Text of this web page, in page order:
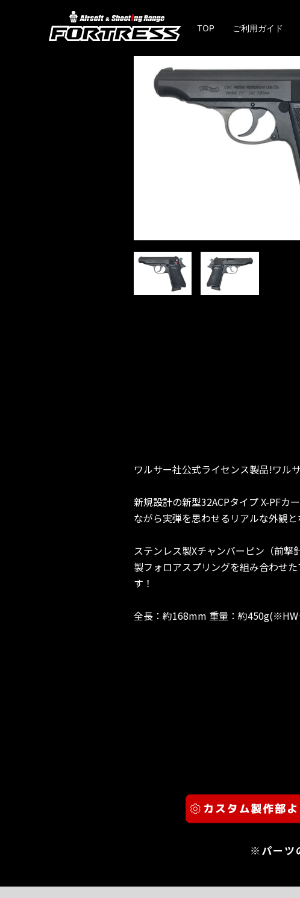
TOP ご利用ガイド
ワルサー社公式ライセンス製品!ワル
新規設計の新型32ACPタイプ X-PFカ
ながら実弾を思わせるリアルな外観と
ステンレス製Xチャンバーピン（前
製フォロアスプリングを組み合わせ
す！
全長：約168mm 重量：約
※パーツ